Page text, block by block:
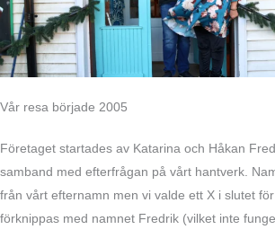
Vår resa började 2005
Företaget startades av Katarina och Håkan
samband med efterfrågan på vårt hantverk.
från vårt efternamn men vi valde ett X i slutet
förknippas med namnet Fredrik (vilket inte